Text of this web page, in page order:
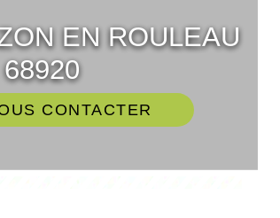
EN ROULEAU
CONTACTER